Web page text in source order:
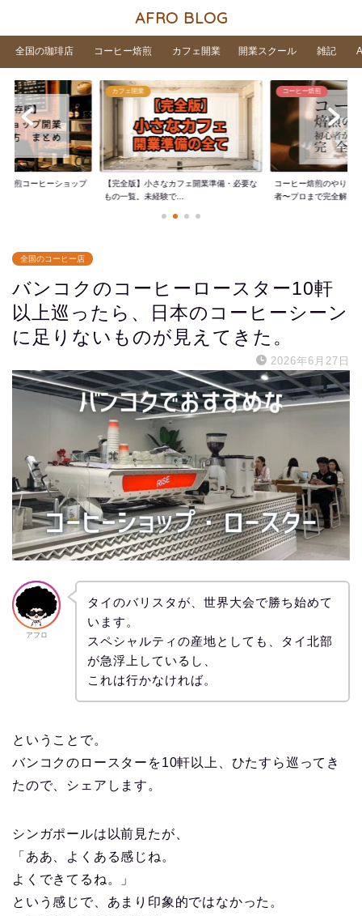
AFRO BLOG
全国の珈琲店 コーヒー焙煎 カフェ開業 開業スクール 雑記
焙煎コーヒーショップ
カフェ開業
【完全版】小さなカフェ開業準備・必要な
もの一覧。未経験で...
コーヒー焙煎
コーヒー焙煎のやり方
者〜プロまで完全解...
全国のコーヒー店
バンコクのコーヒーロースター10軒
以上巡ったら、日本のコーヒーシーン
に足りないものが見えてきた。
2026年6月27日
アフロ
タイのバリスタが、世界大会で勝ち始めて
います。
スペシャルティの産地としても、タイ北部
が急浮上しているし、
これは行かなければ。
ということで。
バンコクのロースターを10軒以上、ひたすら巡ってき
たので、シェアします。
シンガポールは以前見たが、
「ああ、よくある感じね。
よくできてるね。」
という感じで、あまり印象的ではなかった。